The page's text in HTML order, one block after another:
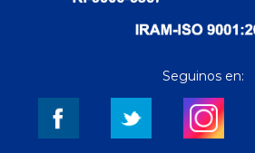
Seguinos en: